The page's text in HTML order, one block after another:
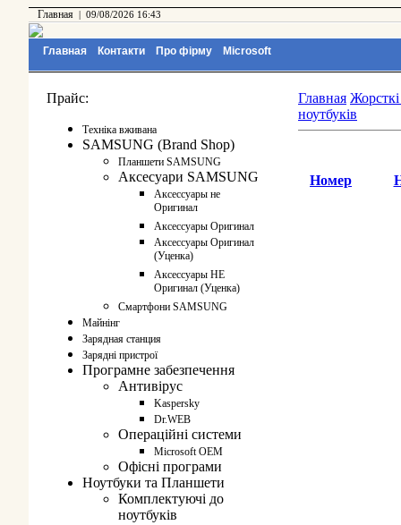
Главная | 09/08/2026 16:43
Главная Контакти Про фірму Microsoft
Прайс:
Технiка вживана
SAMSUNG (Brand Shop)
Планшети SAMSUNG
Аксесуари SAMSUNG
Аксессуары не
Оригинал
Аксессуары Оригинал
Аксессуары Оригинал
(Уценка)
Аксессуары НЕ
Оригинал (Уценка)
Смартфони SAMSUNG
Майнінг
Зарядная станция
Зарядні пристрої
Програмне забезпечення
Антивірус
Kaspersky
Dr.WEB
Операційні системи
Microsoft OEM
Офісні програми
Ноутбуки та Планшети
Комплектуючі до
ноутбуків
Главная
ноутбуків
Номер